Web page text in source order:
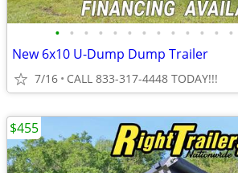
• • • • • • • • • • • • •
New 6x10 U-Dump Dump Trailer
7/16 CALL 833-317-4448 TODAY!!!
$455